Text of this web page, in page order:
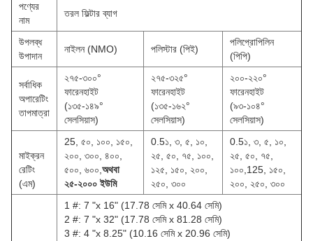
পণ্যের
নাম
তরল ফিল্টার ব্যাগ
উপলব্ধ
উপাদান
নাইলন (NMO) পলিস্টার (পিই)
পলিপ্রোপিলিন
(পিপি)
সর্বাধিক
অপারেটিং
তাপমাত্রা
২৭৫-৩০০°
ফারেনহাইট
(১৩৫-১৪৯°
সেলসিয়াস)
২৭৫-৩২৫°
ফারেনহাইট
(১৩৫-১৬২°
সেলসিয়াস)
২০০-২২০°
ফারেনহাইট
(৯৩-১০৪°
সেলসিয়াস)
মাইক্রন
রেটিং
(এম)
25, ৫০, ১০০, ১৫০,
২০০, ৩০০, ৪০০,
৫০০, ৬০০, অথবা
২৫-২০০০ ইউমি
0.5১, ৩, ৫, ১০,
২৫, ৫০, ৭৫, ১০০,
১২৫, ১৫০, ২০০,
২৫০, ৩০০
0.5১, ৩, ৫, ১০,
২৫, ৫০, ৭৫,
১০০,125, ১৫০,
২০০, ২৫০, ৩০০
1 #: 7 "x 16" (17.78 সেমি x 40.64 সেমি)
2 #: 7 "x 32" (17.78 সেমি x 81.28 সেমি)
3 #: 4 "x 8.25" (10.16 সেমি x 20.96 সেমি)